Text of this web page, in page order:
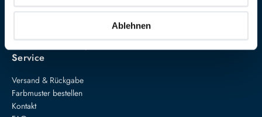
Ablehnen
Speckgraben 19
Service
Versand & Rückgabe
Farbmuster bestellen
Kontakt